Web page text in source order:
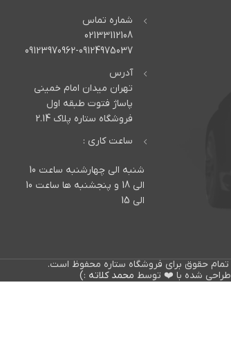
شماره تماس
02133112108
09123970962-09124975037
آدرس
تهران میدان امام خمینی
پاساژ فتوت طبقه اول
فروشگاه ستاره پلاک 2.14
ساعت کاری :
شنبه الی چهارشنبه ساعت 10
الی 18 و پنجشنبه ها ساعت 10
الی 15
طراحی شده با ❤️ توسط محمد کلاته :)